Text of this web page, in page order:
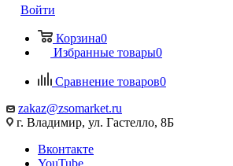
Войти
Корзина0
Избранные товары0
Сравнение товаров0
zakaz@zsomarket.ru
г. Владимир, ул. Гастелло, 8Б
Вконтакте
YouTube